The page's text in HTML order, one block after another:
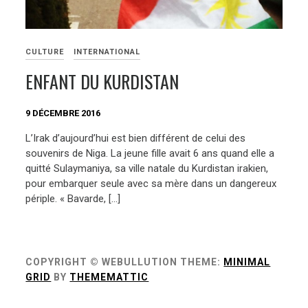
CULTURE INTERNATIONAL
ENFANT DU KURDISTAN
9 DÉCEMBRE 2016
L’Irak d’aujourd’hui est bien différent de celui des
souvenirs de Niga. La jeune fille avait 6 ans quand elle a
quitté Sulaymaniya, sa ville natale du Kurdistan irakien,
pour embarquer seule avec sa mère dans un dangereux
périple. « Bavarde, […]
COPYRIGHT © WEBULLUTION THEME: MINIMAL
GRID BY THEMEMATTIC